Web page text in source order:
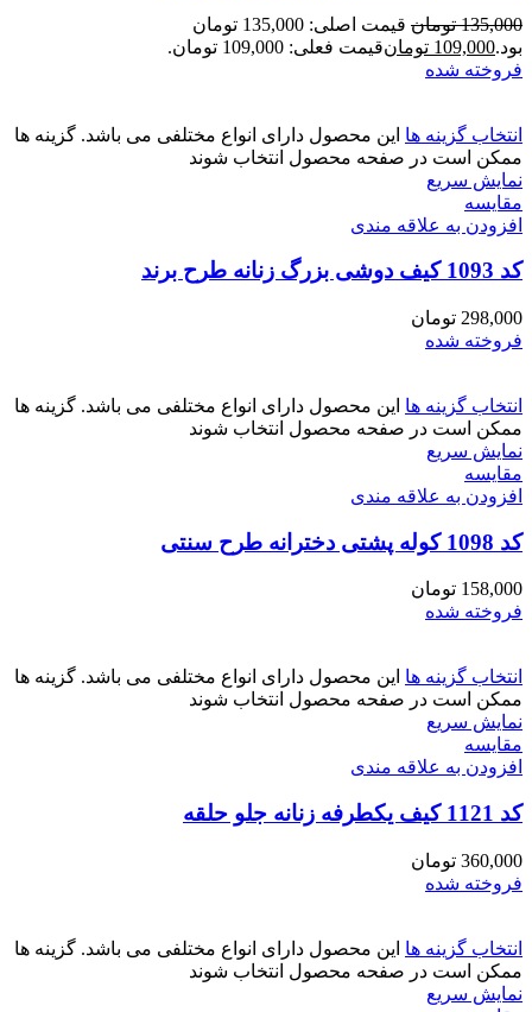
135,000 تومان
قیمت اصلی: 135,000 تومان
بود.109,000 تومانقیمت فعلی: 109,000 تومان.
فروخته شده
انتخاب گزینه ها این محصول دارای انواع مختلفی می باشد. گزینه ها
ممکن است در صفحه محصول انتخاب شوند
نمایش سریع
مقايسه
افزودن به علاقه مندی
کد 1093 کیف دوشی بزرگ زنانه طرح برند
298,000 تومان
فروخته شده
انتخاب گزینه ها این محصول دارای انواع مختلفی می باشد. گزینه ها
ممکن است در صفحه محصول انتخاب شوند
نمایش سریع
مقايسه
افزودن به علاقه مندی
کد 1098 کوله پشتی دخترانه طرح سنتی
158,000 تومان
فروخته شده
انتخاب گزینه ها این محصول دارای انواع مختلفی می باشد. گزینه ها
ممکن است در صفحه محصول انتخاب شوند
نمایش سریع
مقايسه
افزودن به علاقه مندی
کد 1121 کیف یکطرفه زنانه جلو حلقه
360,000 تومان
فروخته شده
انتخاب گزینه ها این محصول دارای انواع مختلفی می باشد. گزینه ها
ممکن است در صفحه محصول انتخاب شوند
نمایش سریع